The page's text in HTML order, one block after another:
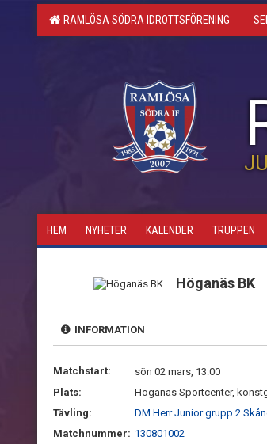
RAMLÖSA SÖDRA IDROTTSFÖRENING
HEM NYHETER KALENDER TRUPPEN
Höganäs BK
INFORMATION
Matchstart:
sön 02 mars, 13:00
Plats:
Höganäs Sportcenter,
Tävling:
DM Herr Junior grupp 2
Matchnummer: 130801002